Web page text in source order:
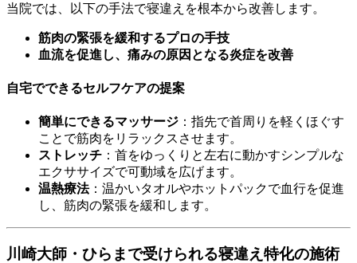
当院では、以下の手法で寝違えを根本から改善します。
筋肉の緊張を緩和するプロの手技
血流を促進し、痛みの原因となる炎症を改善
自宅でできるセルフケアの提案
簡単にできるマッサージ ：指先で首周りを軽くほぐす
ことで筋肉をリラックスさせます。
ストレッチ ：首をゆっくりと左右に動かすシンプルな
エクササイズで可動域を広げます。
温熱療法：温かいタオルやホットパックで血行を促進
し、筋肉の緊張を緩和します。
川崎大師・ひらまで受けられる寝違え特化の施術